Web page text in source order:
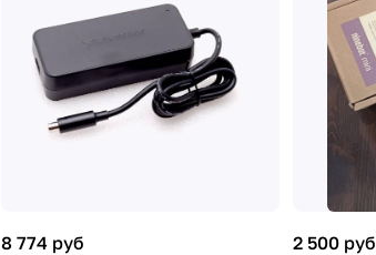
8 774 руб 2 500 руб